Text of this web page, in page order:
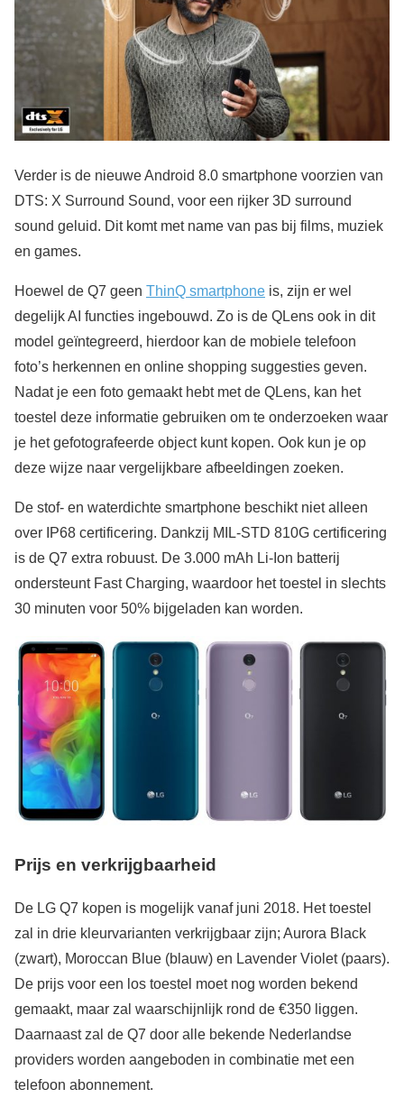
Verder is de nieuwe Android 8.0 smartphone voorzien van
DTS: X Surround Sound, voor een rijker 3D surround
sound geluid. Dit komt met name van pas bij films, muziek
en games.
Hoewel de Q7 geen ThinQ smartphone is, zijn er wel
degelijk AI functies ingebouwd. Zo is de QLens ook in dit
model geïntegreerd, hierdoor kan de mobiele telefoon
foto’s herkennen en online shopping suggesties geven.
Nadat je een foto gemaakt hebt met de QLens, kan het
toestel deze informatie gebruiken om te onderzoeken waar
je het gefotografeerde object kunt kopen. Ook kun je op
deze wijze naar vergelijkbare afbeeldingen zoeken.
De stof- en waterdichte smartphone beschikt niet alleen
over IP68 certificering. Dankzij MIL-STD 810G certificering
is de Q7 extra robuust. De 3.000 mAh Li-Ion batterij
ondersteunt Fast Charging, waardoor het toestel in slechts
30 minuten voor 50% bijgeladen kan worden.
Prijs en verkrijgbaarheid
De LG Q7 kopen is mogelijk vanaf juni 2018. Het toestel
zal in drie kleurvarianten verkrijgbaar zijn; Aurora Black
(zwart), Moroccan Blue (blauw) en Lavender Violet (paars).
De prijs voor een los toestel moet nog worden bekend
gemaakt, maar zal waarschijnlijk rond de €350 liggen.
Daarnaast zal de Q7 door alle bekende Nederlandse
providers worden aangeboden in combinatie met een
telefoon abonnement.